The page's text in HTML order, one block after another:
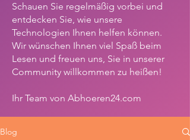
Schauen Sie regelmäßig vorbei und
entdecken Sie, wie unsere
Technologien Ihnen helfen können.
Wir wünschen Ihnen viel Spaß beim
Lesen und freuen uns, Sie in unserer
Community willkommen zu heißen!
Ihr Team von Abhoeren24.com
Blog